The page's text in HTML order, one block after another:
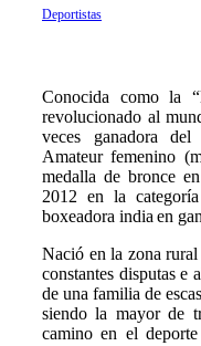
Deportistas
Conocida como la
revolucionado al
veces ganadora
Amateur femenino
medalla de bronce
2012 en la
boxeadora india en
Nació en la zona
constantes disputas e
de una familia de
siendo la mayor de
camino en el